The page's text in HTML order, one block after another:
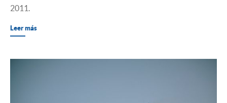
2011.
Leer más